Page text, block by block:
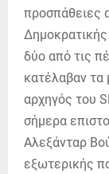
προσπάθειες
δύο από τις
κατέλαβαν τα
αρχηγός του
σήμερα
Αλεξάνταρ
εξωτερικής